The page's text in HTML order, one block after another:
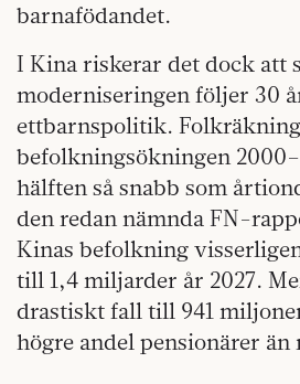
barnafödandet.
I Kina riskerar det dock att
moderniseringen följer 30
ettbarnspolitik.
befolkningsökningen
hälften så snabb som
den redan nämnda FN-
Kinas befolkning
till 1,4 miljarder år 2027.
drastiskt fall till 941
högre andel pensionärer än